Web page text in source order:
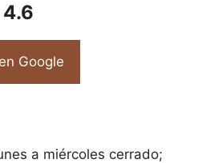
4.6
Google
a miércoles cerrado;